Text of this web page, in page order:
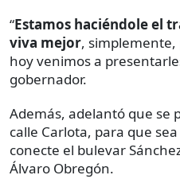
“Estamos haciéndole el
viva mejor, simplemente,
hoy venimos a
gobernador.
Además, adelantó que se
calle Carlota, para que
conecte el bulevar
Álvaro Obregón.